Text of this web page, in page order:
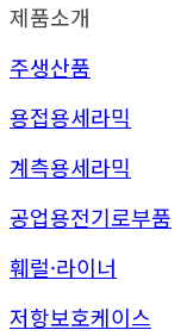
제품소개
주생산품
용접용세라믹
계측용세라믹
공업용전기로부품
훼럴·라이너
저항보호케이스